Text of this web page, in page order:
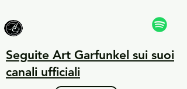
Seguite Art Garfunkel sui suoi
canali ufficiali